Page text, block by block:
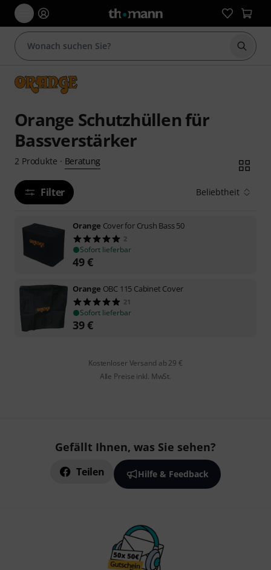
Suche
Orange Schutzhüllen für
Bassverstärker
2 Produkte · Beratung
Filter Beliebtheit
Orange Cover for Crush Bass 50
2
Sofort lieferbar
49€
Orange OBC 115 Cabinet Cover
21
Sofort lieferbar
39€
Kostenloser Versand ab 29 €
Alle Preise inkl. MwSt.
Gefällt Ihnen, was Sie sehen?
Teilen Hilfe & Feedback